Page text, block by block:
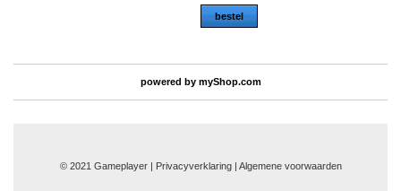
bestel
powered by myShop.com
© 2021 Gameplayer | Privacyverklaring | Algemene voorwaarden